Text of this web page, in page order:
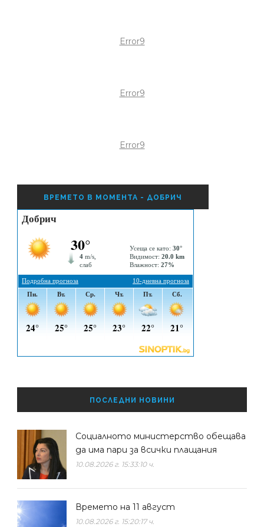
Error9
Error9
Error9
ВРЕМЕТО В МОМЕНТА - ДОБРИЧ
ПОСЛЕДНИ НОВИНИ
Социалното министерство обещава
да има пари за всички плащания
10.08.2026 г. 15:33:10 ч.
Времето на 11 август
10.08.2026 г. 15:20:17 ч.